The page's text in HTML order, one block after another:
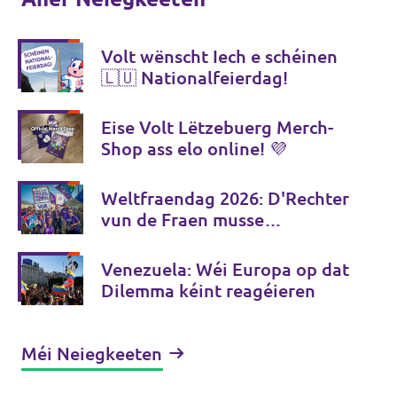
Volt wënscht Iech e schéinen
🇱🇺 Nationalfeierdag!
Eise Volt Lëtzebuerg Merch-
Shop ass elo online! 💜
Weltfraendag 2026: D'Rechter
vun de Fraen musse
Venezuela: Wéi Europa op dat
Dilemma kéint reagéieren
Méi Neiegkeeten